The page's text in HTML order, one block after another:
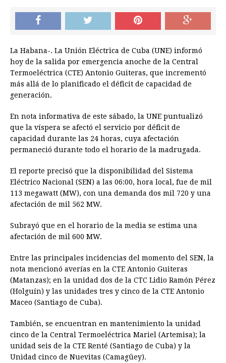
La Habana-. La Unión Eléctrica de Cuba (UNE) informó
hoy de la salida por emergencia anoche de la Central
Termoeléctrica (CTE) Antonio Guiteras, que incrementó
más allá de lo planificado el déficit de capacidad de
generación.
En nota informativa de este sábado, la UNE puntualizó
que la víspera se afectó el servicio por déficit de
capacidad durante las 24 horas, cuya afectación
permaneció durante todo el horario de la madrugada.
El reporte precisó que la disponibilidad del Sistema
Eléctrico Nacional (SEN) a las 06:00, hora local, fue de mil
113 megawatt (MW), con una demanda dos mil 720 y una
afectación de mil 562 MW.
Subrayó que en el horario de la media se estima una
afectación de mil 600 MW.
Entre las principales incidencias del momento del SEN, la
nota mencionó averías en la CTE Antonio Guiteras
(Matanzas); en la unidad dos de la CTC Lidio Ramón Pérez
(Holguín) y las unidades tres y cinco de la CTE Antonio
Maceo (Santiago de Cuba).
También, se encuentran en mantenimiento la unidad
cinco de la Central Termoeléctrica Mariel (Artemisa); la
unidad seis de la CTE Renté (Santiago de Cuba) y la
Unidad cinco de Nuevitas (Camagüey).